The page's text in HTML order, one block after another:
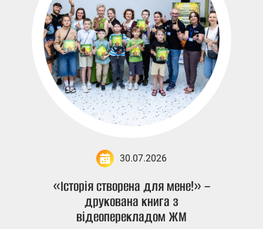
30.07.2026
«Історія створена для мене!» –
друкована книга з
відеоперекладом ЖМ